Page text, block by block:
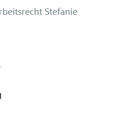
Stefanie